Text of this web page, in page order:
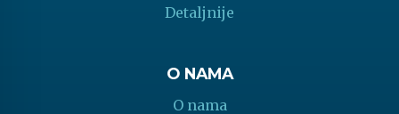
Detaljnije
O NAMA
O nama